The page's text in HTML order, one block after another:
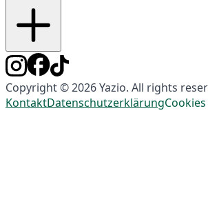
Copyright © 2026 Yazio. All rights
KontaktDatenschutzerklärungCookies